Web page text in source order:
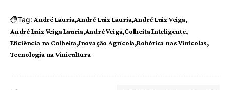
Tag: André Lauria André Luiz Lauria André Luiz Veiga
André Luiz Veiga Lauria André Veiga Colheita Inteligente
Eficiência na Colheita Inovação Agrícola Robótica nas Vinícolas
Tecnologia na Vinicultura